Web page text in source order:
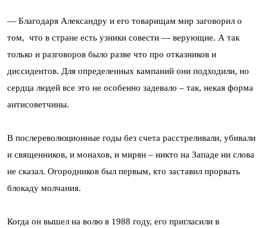
— Благодаря Александру и его товарищам мир заговорил о
том, что в стране есть узники совести — верующие. А так
только и разговоров было разве что про отказников и
диссидентов. Для определенных кампаний они подходили, но
сердца людей все это не особенно задевало – так, некая форма
антисоветчины.
В послереволюционные годы без счета расстреливали, убивали
и священников, и монахов, и мирян – никто на Западе ни слова
не сказал. Огородников был первым, кто заставил прорвать
блокаду молчания.
Когда он вышел на волю в 1988 году, его пригласили в